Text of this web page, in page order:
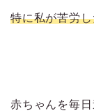
特に私が苦労
赤ちゃんを毎